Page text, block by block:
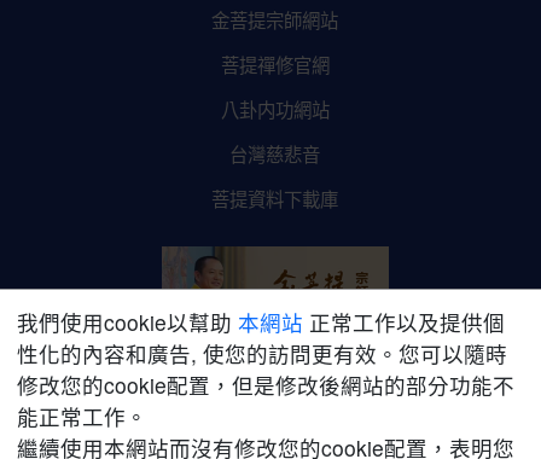
金菩提宗師網站
菩提禪修官網
八卦内功網站
台灣慈悲音
菩提資料下載庫
金菩提宗師網路平台
我們使用cookie以幫助 本網站 正常工作以及提供個
性化的內容和廣告, 使您的訪問更有效。您可以隨時
修改您的cookie配置，但是修改後網站的部分功能不
能正常工作。
繼續使用本網站而沒有修改您的cookie配置，表明您